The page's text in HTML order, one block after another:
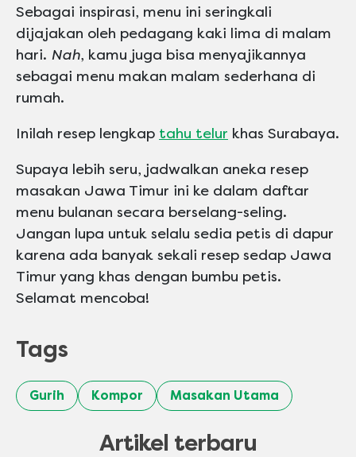
Sebagai inspirasi, menu ini seringkali
dijajakan oleh pedagang kaki lima di malam
hari. Nah, kamu juga bisa menyajikannya
sebagai menu makan malam sederhana di
rumah.
Inilah resep lengkap tahu telur khas Surabaya.
Supaya lebih seru, jadwalkan aneka resep
masakan Jawa Timur ini ke dalam daftar
menu bulanan secara berselang-seling.
Jangan lupa untuk selalu sedia petis di dapur
karena ada banyak sekali resep sedap Jawa
Timur yang khas dengan bumbu petis.
Selamat mencoba!
Tags
Gurih Kompor Masakan Utama
Artikel terbaru